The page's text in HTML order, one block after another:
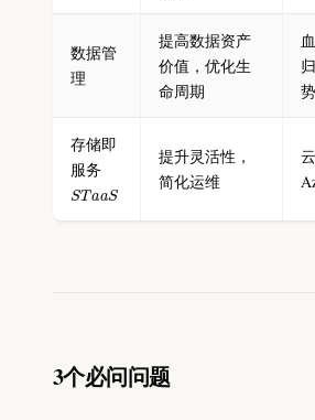
数据管
理
提高数据资产
价值，优化生
命周期
势
存储即
服务
STaa
提升灵活性，
简化运维
3个必问问题